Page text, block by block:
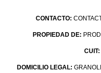
CONTACTO:
PROPIEDAD DE:
CUIT:
DOMICILIO LEGAL: